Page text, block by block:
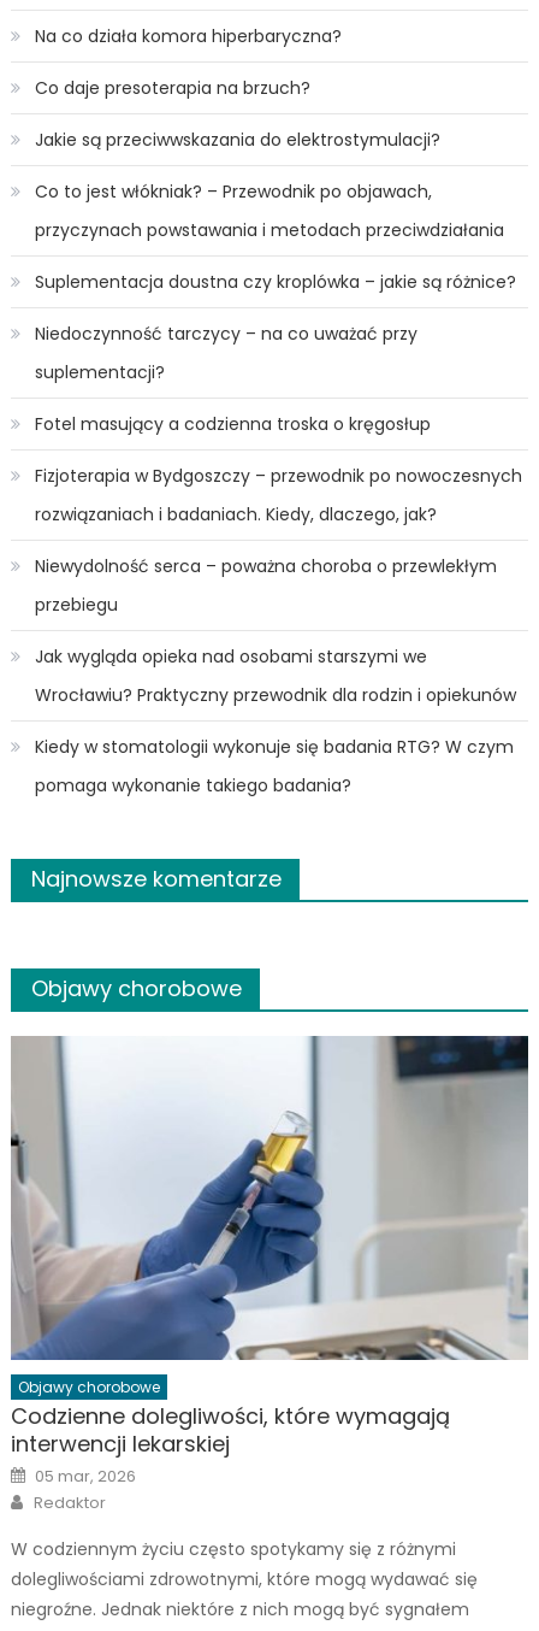
Na co działa komora hiperbaryczna?
Co daje presoterapia na brzuch?
Jakie są przeciwwskazania do elektrostymulacji?
Co to jest włókniak? – Przewodnik po objawach,
przyczynach powstawania i metodach przeciwdziałania
Suplementacja doustna czy kroplówka – jakie są różnice?
Niedoczynność tarczycy – na co uważać przy
suplementacji?
Fotel masujący a codzienna troska o kręgosłup
Fizjoterapia w Bydgoszczy – przewodnik po nowoczesnych
rozwiązaniach i badaniach. Kiedy, dlaczego, jak?
Niewydolność serca – poważna choroba o przewlekłym
przebiegu
Jak wygląda opieka nad osobami starszymi we
Wrocławiu? Praktyczny przewodnik dla rodzin i opiekunów
Kiedy w stomatologii wykonuje się badania RTG? W czym
pomaga wykonanie takiego badania?
Najnowsze komentarze
Objawy chorobowe
Objawy chorobowe
Codzienne dolegliwości, które wymagają
interwencji lekarskiej
Posted
on
05 mar, 2026
Author
Redaktor
W codziennym życiu często spotykamy się z różnymi
dolegliwościami zdrowotnymi, które mogą wydawać się
niegroźne. Jednak niektóre z nich mogą być sygnałem